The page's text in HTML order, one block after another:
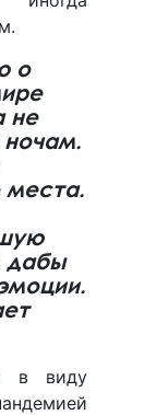
о
не
места.
дабы
в виду